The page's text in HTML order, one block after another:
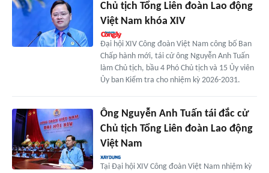
Chủ tịch Tổng Liên đoàn Lao động
Việt Nam khóa XIV
Đại hội XIV Công đoàn Việt Nam công bố Ban
Chấp hành mới, tái cử ông Nguyễn Anh Tuấn
làm Chủ tịch, bầu 4 Phó Chủ tịch và 15 Ủy viên
Ủy ban Kiểm tra cho nhiệm kỳ 2026-2031.
Ông Nguyễn Anh Tuấn tái đắc cử
Chủ tịch Tổng Liên đoàn Lao động
Việt Nam
Tại Đại hội XIV Công đoàn Việt Nam nhiệm kỳ